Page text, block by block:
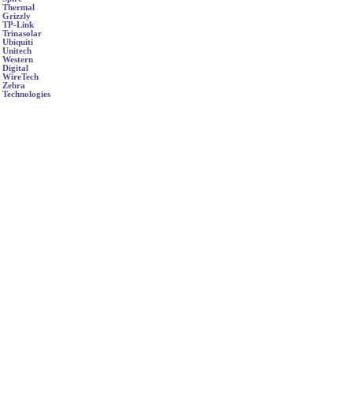
Thermal
Grizzly
TP-Link
Trinasolar
Ubiquiti
Unitech
Western
Digital
WireTech
Zebra
Technologies